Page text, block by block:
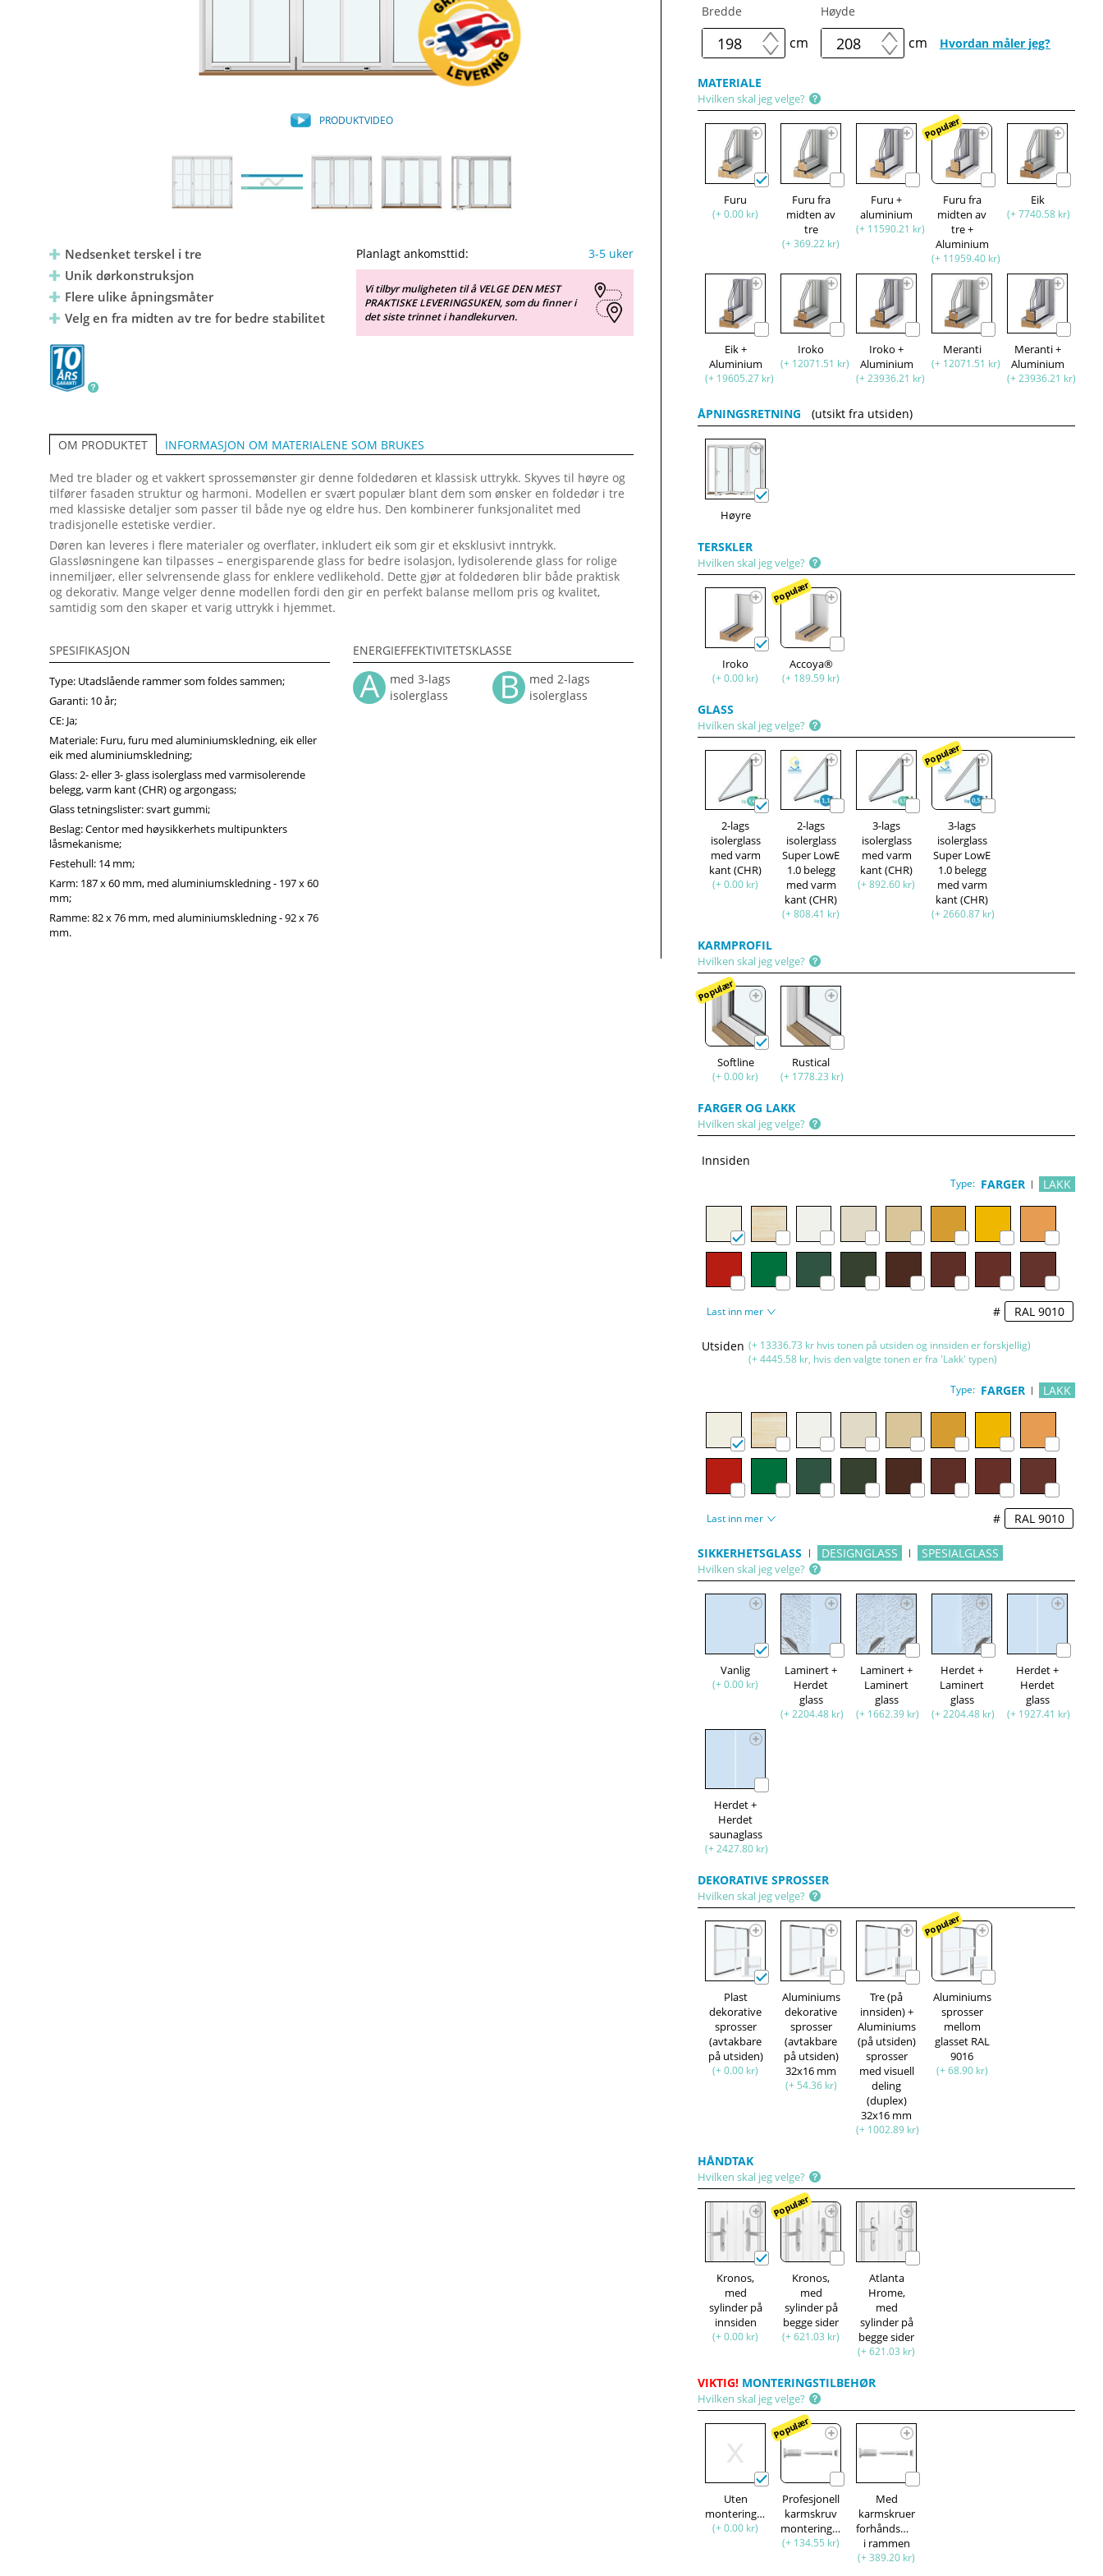
PRODUKTVIDEO
Nedsenket terskel i tre
Unik dørkonstruksjon
Flere ulike åpningsmåter
Velg en fra midten av tre for bedre stabilitet
Planlagt ankomsttid: 3-5 uker
Vi tilbyr muligheten til å VELGE DEN MEST
PRAKTISKE LEVERINGSUKEN, som du finner i
det siste trinnet i handlekurven.
OM PRODUKTET INFORMASJON OM MATERIALENE SOM BRUKES
Med tre blader og et vakkert sprossemønster gir denne foldedøren et klassisk uttrykk. Skyves til høyre og
tilfører fasaden struktur og harmoni. Modellen er svært populær blant dem som ønsker en foldedør i tre
med klassiske detaljer som passer til både nye og eldre hus. Den kombinerer funksjonalitet med
tradisjonelle estetiske verdier.
Døren kan leveres i flere materialer og overflater, inkludert eik som gir et eksklusivt inntrykk.
Glassløsningene kan tilpasses – energisparende glass for bedre isolasjon, lydisolerende glass for rolige
innemiljøer, eller selvrensende glass for enklere vedlikehold. Dette gjør at foldedøren blir både praktisk
og dekorativ. Mange velger denne modellen fordi den gir en perfekt balanse mellom pris og kvalitet,
samtidig som den skaper et varig uttrykk i hjemmet.
SPESIFIKASJON
Type: Utadslående rammer som foldes sammen;
Garanti: 10 år;
CE: Ja;
Materiale: Furu, furu med aluminiumskledning, eik eller
eik med aluminiumskledning;
Glass: 2- eller 3- glass isolerglass med varmisolerende
belegg, varm kant (CHR) og argongass;
Glass tetningslister: svart gummi;
Beslag: Centor med høysikkerhets multipunkters
låsmekanisme;
Festehull: 14 mm;
Karm: 187 x 60 mm, med aluminiumskledning - 197 x 60
mm;
Ramme: 82 x 76 mm, med aluminiumskledning - 92 x 76
mm.
ENERGIEFFEKTIVITETSKLASSE
med 3-lags
isolerglass
med 2-lags
isolerglass
Bredde
cm
Høyde
cm Hvordan måler jeg?
MATERIALE
Hvilken skal jeg velge?
Furu
(+ 0.00 kr)
Furu fra
midten av
tre
(+ 369.22 kr)
Furu +
aluminium
(+ 11590.21 kr)
Populær
Furu fra
midten av
tre +
Aluminium
(+ 11959.40 kr)
Eik
(+ 7740.58 kr)
Eik +
Aluminium
(+ 19605.27 kr)
Iroko
(+ 12071.51 kr)
Iroko +
Aluminium
(+ 23936.21 kr)
Meranti
(+ 12071.51 kr)
Meranti +
Aluminium
(+ 23936.21 kr)
ÅPNINGSRETNING (utsikt fra utsiden)
Høyre
TERSKLER
Hvilken skal jeg velge?
Iroko
(+ 0.00 kr)
Populær
Accoya®
(+ 189.59 kr)
GLASS
Hvilken skal jeg velge?
2-lags
isolerglass
med varm
kant (CHR)
(+ 0.00 kr)
2-lags
isolerglass
Super LowE
1.0 belegg
med varm
kant (CHR)
(+ 808.41 kr)
3-lags
isolerglass
med varm
kant (CHR)
(+ 892.60 kr)
Populær
3-lags
isolerglass
Super LowE
1.0 belegg
med varm
kant (CHR)
(+ 2660.87 kr)
KARMPROFIL
Hvilken skal jeg velge?
Populær
Softline
(+ 0.00 kr)
Rustical
(+ 1778.23 kr)
FARGER OG LAKK
Hvilken skal jeg velge?
Innsiden
Type: FARGER LAKK
Last inn mer #
Utsiden (+ 13336.73 kr hvis tonen på utsiden og innsiden er forskjellig)
(+ 4445.58 kr, hvis den valgte tonen er fra 'Lakk' typen)
Type: FARGER LAKK
Last inn mer #
SIKKERHETSGLASS DESIGNGLASS SPESIALGLASS
Hvilken skal jeg velge?
Vanlig
(+ 0.00 kr)
Laminert +
Herdet
glass
(+ 2204.48 kr)
Laminert +
Laminert
glass
(+ 1662.39 kr)
Herdet +
Laminert
glass
(+ 2204.48 kr)
Herdet +
Herdet
glass
(+ 1927.41 kr)
Herdet +
Herdet
saunaglass
(+ 2427.80 kr)
DEKORATIVE SPROSSER
Hvilken skal jeg velge?
Plast
dekorative
sprosser
(avtakbare
på utsiden)
(+ 0.00 kr)
Aluminiums
dekorative
sprosser
(avtakbare
på utsiden)
32x16 mm
(+ 54.36 kr)
Tre (på
innsiden) +
Aluminiums
(på utsiden)
sprosser
med visuell
deling
(duplex)
32x16 mm
(+ 1002.89 kr)
Populær
Aluminiums
sprosser
mellom
glasset RAL
9016
(+ 68.90 kr)
HÅNDTAK
Hvilken skal jeg velge?
Kronos,
med
sylinder på
innsiden
(+ 0.00 kr)
Populær
Kronos,
med
sylinder på
begge sider
(+ 621.03 kr)
Atlanta
Hrome,
med
sylinder på
begge sider
(+ 621.03 kr)
VIKTIG! MONTERINGSTILBEHØR
Hvilken skal jeg velge?
Uten
monteringssett
(+ 0.00 kr)
Populær
Profesjonell
karmskruv
monteringssett
(+ 134.55 kr)
Med
karmskruer
forhåndsmontert
i rammen
(+ 389.20 kr)